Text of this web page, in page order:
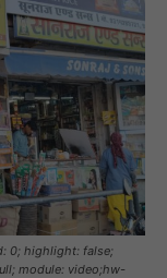
0; highlight: false;
module: video;hw-